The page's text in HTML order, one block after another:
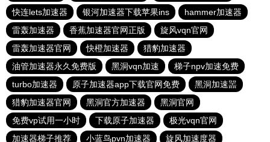
快连lets加速器
银河加速器下载苹果ins
hammer加速器
雷轰加速器
香蕉加速器官网正版
旋风vqn官网
雷轰加速器官网
快橙加速器
猎豹加速器
油管加速器永久免费版
黑洞vqn加速
梯子npv加速免费
turbo加速器
原子加速器app下载官网免费
黑洞加速噐
猎豹加速器官网
黑洞官方加速器
黑洞官网
免费vp试用一小时
下载原子加速器
极光vqn官网
加速器梯子推荐
小蓝鸟pvn加速器 旋风加速度器